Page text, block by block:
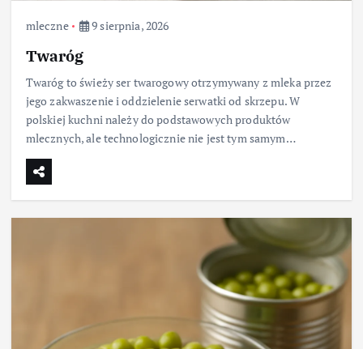
mleczne 9 sierpnia, 2026
Twaróg
Twaróg to świeży ser twarogowy otrzymywany z mleka przez
jego zakwaszenie i oddzielenie serwatki od skrzepu. W
polskiej kuchni należy do podstawowych produktów
mlecznych, ale technologicznie nie jest tym samym…